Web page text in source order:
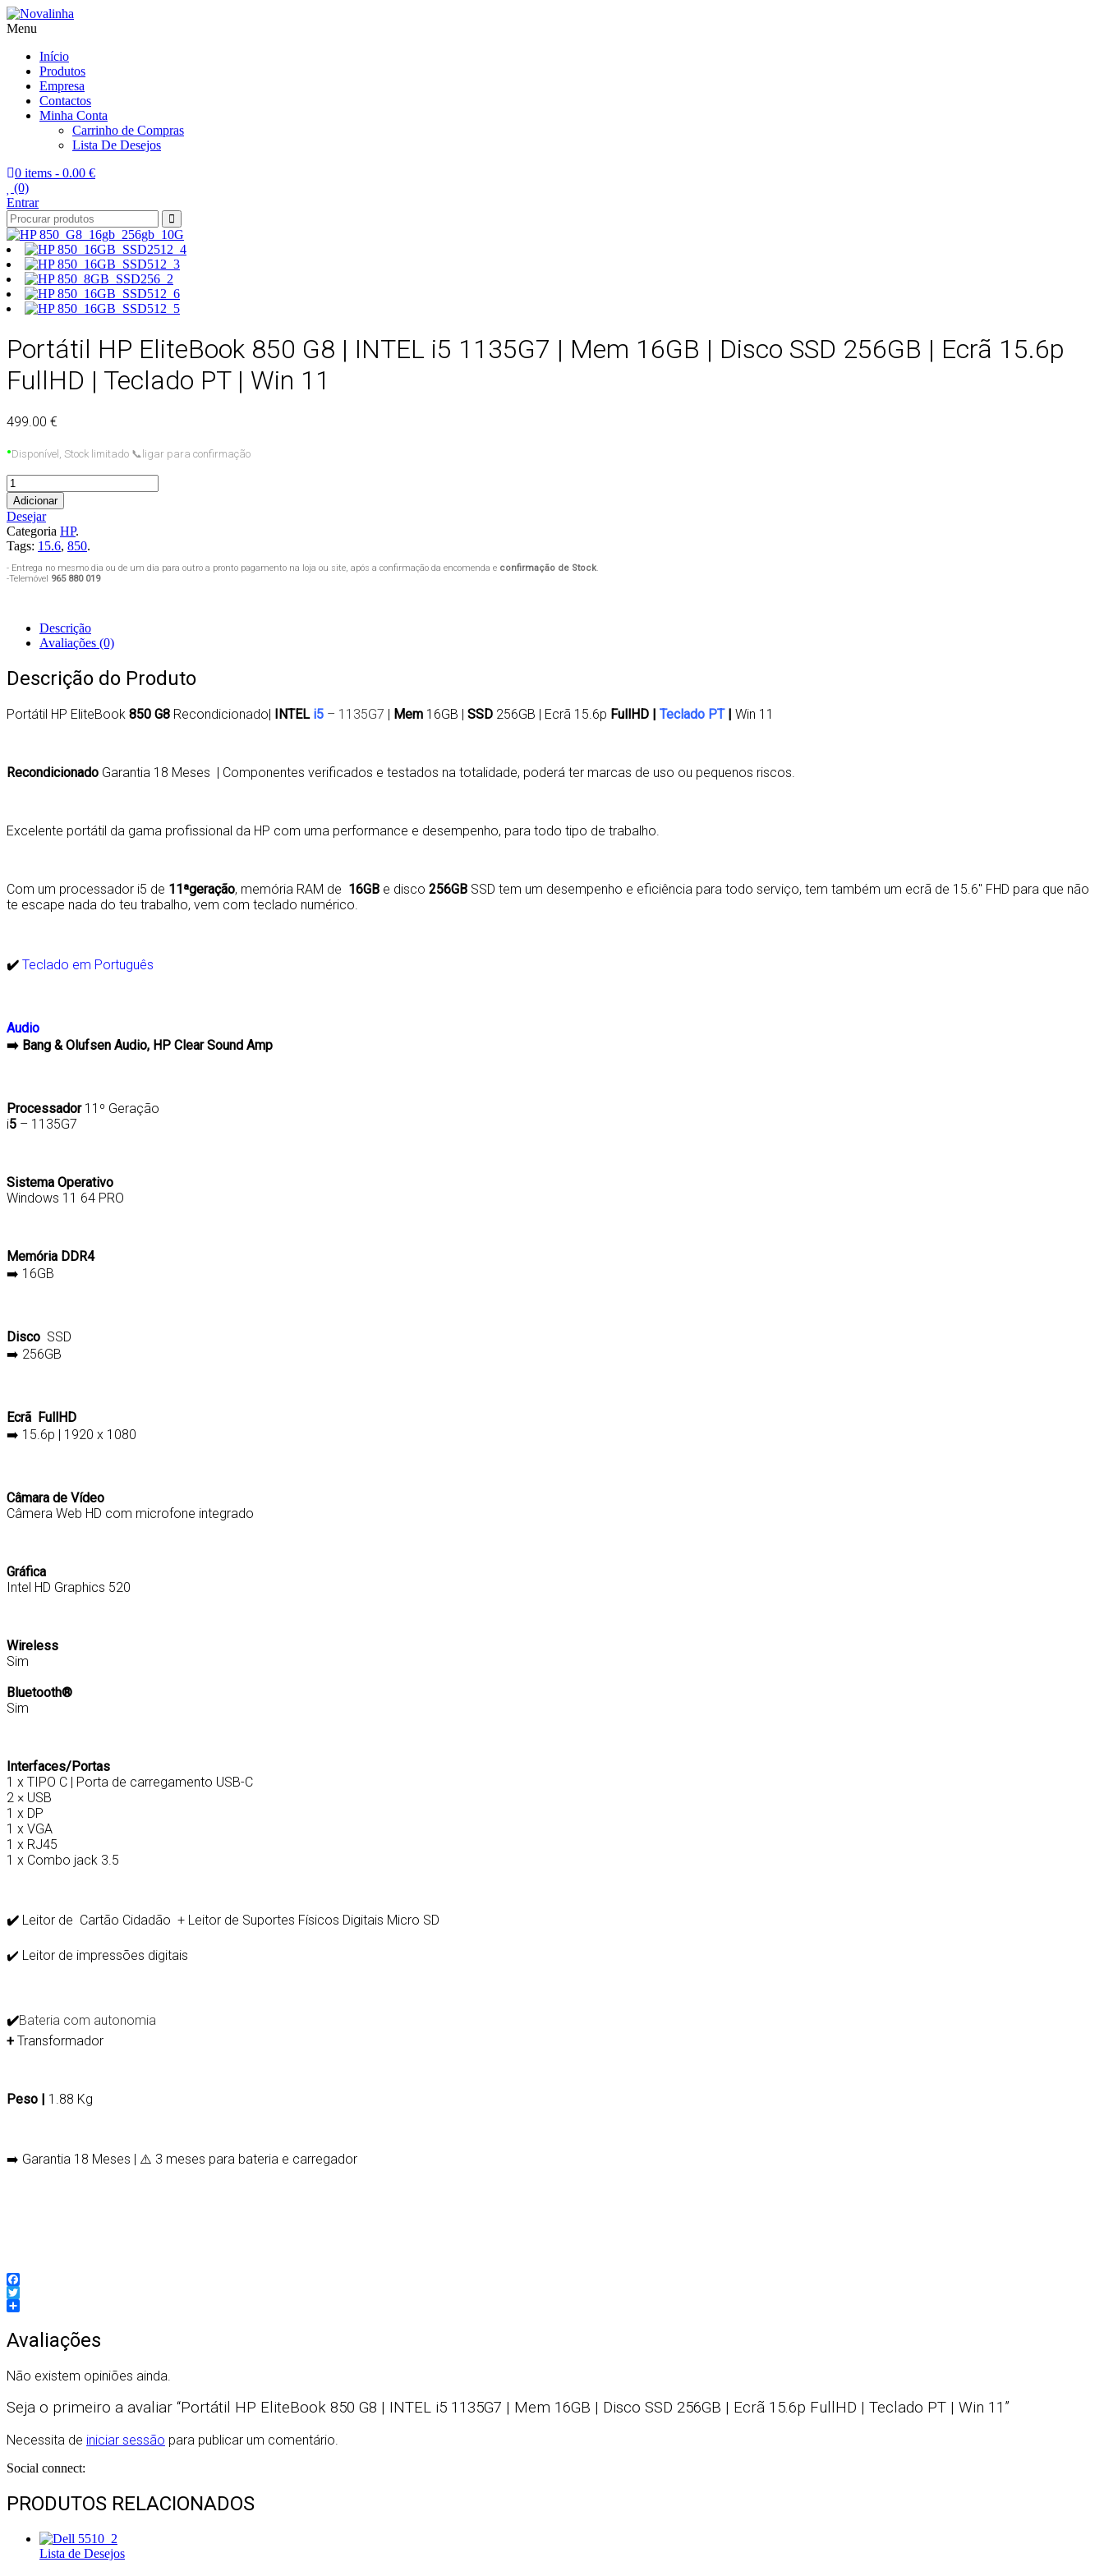
Novalinha
Informatica
Menu
Início
Produtos
Empresa
Contactos
Minha Conta
Carrinho de Compras
Lista De Desejos
0 items - 0.00 €
(0)
Entrar
Portátil HP EliteBook 850 G8 | INTEL i5 1135G7 | Mem 16GB | Disco SSD 256GB | Ecrã 15.6p
FullHD | Teclado PT | Win 11
499.00 €
•Disponível, Stock limitado 📞 ligar para confirmação
Adicionar
Desejar
Categoria HP.
Tags: 15.6, 850.
- Entrega no mesmo dia ou de um dia para outro a pronto pagamento na loja ou site, após a confirmação da encomenda e confirmação de Stock.
-Telemóvel 965 880 019
Descrição
Avaliações (0)
Descrição do Produto
Portátil HP EliteBook 850 G8 Recondicionado| INTELi5 – 1135G7 | Mem 16GB | SSD 256GB | Ecrã 15.6p FullHD | Teclado PT| Win 11
Recondicionado Garantia 18 Meses | Componentes verificados e testados na totalidade, poderá ter marcas de uso ou pequenos riscos.
Excelente portátil da gama profissional da HP com uma performance e desempenho, para todo tipo de trabalho.
Com um processador i5 de 11ªgeração, memória RAM de 16GB e disco 256GB SSD tem um desempenho e eficiência para todo serviço, tem também um ecrã de 15.6″ FHD para que não
te escape nada do teu trabalho, vem com teclado numérico.
✔️ Teclado em Português
Audio
➡️ Bang & Olufsen Audio, HP Clear Sound Amp
Processador 11º Geração
i5 – 1135G7
Sistema Operativo
Windows 11 64 PRO
Memória DDR4
➡️ 16GB
Disco SSD
➡️ 256GB
Ecrã FullHD
➡️ 15.6p | 1920 x 1080
Câmara de Vídeo
Câmera Web HD com microfone integrado
Gráfica
Intel HD Graphics 520
Wireless
Sim
Bluetooth®
Sim
Interfaces/Portas
1 x TIPO C | Porta de carregamento USB-C
2 × USB
1 x DP
1 x VGA
1 x RJ45
1 x Combo jack 3.5
✔️ Leitor de Cartão Cidadão + Leitor de Suportes Físicos Digitais Micro SD
✔️ Leitor de impressões digitais
✔️Bateria com autonomia
+ Transformador
Peso | 1.88 Kg
➡️ Garantia 18 Meses | ⚠️ 3 meses para bateria e carregador
Facebook
Twitter
Avaliações
Não existem opiniões ainda.
Seja o primeiro a avaliar “Portátil HP EliteBook 850 G8 | INTEL i5 1135G7 | Mem 16GB | Disco SSD 256GB | Ecrã 15.6p FullHD | Teclado PT | Win 11”
Necessita de iniciar sessão para publicar um comentário.
Social connect:
PRODUTOS RELACIONADOS
Lista de Desejos